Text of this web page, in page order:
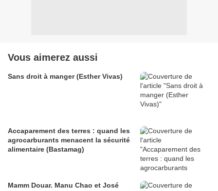
Vous aimerez aussi
Sans droit à manger (Esther Vivas)
Accaparement des terres : quand les
agrocarburants menacent la sécurité
alimentaire (Bastamag)
Mamm Douar. Manu Chao et José